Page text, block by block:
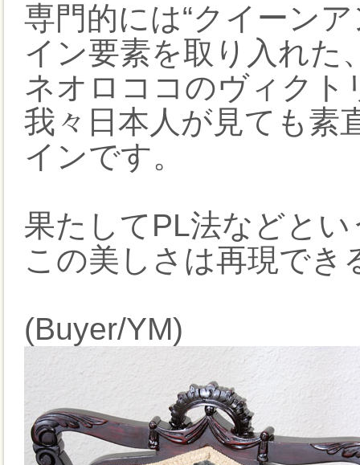
専門的には“クイーン
イン要素を取り入れた
ネオロココのヴィク
我々日本人が見ても素
インです。
果たしてPL法などと
この美しさは再現でき
(Buyer/YM)